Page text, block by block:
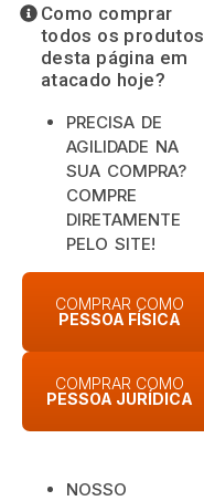
Como comprar
todos os produtos
desta página em
atacado hoje?
PRECISA DE
AGILIDADE NA
SUA COMPRA?
COMPRE
DIRETAMENTE
PELO SITE!
COMPRAR COMO
PESSOA FÍSICA
COMPRAR COMO
PESSOA JURÍDICA
NOSSO